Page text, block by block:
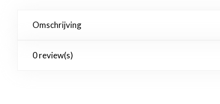
Omschrijving
0 review(s)